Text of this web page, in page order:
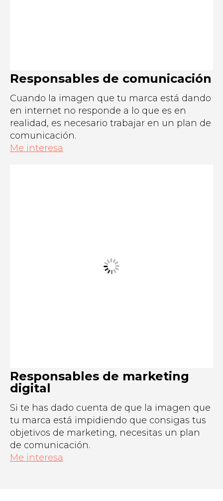
Responsables de comunicación
Cuando la imagen que tu marca está dando
en internet no responde a lo que es en
realidad, es necesario trabajar en un plan de
comunicación.
Me interesa
Responsables de marketing
digital
Si te has dado cuenta de que la imagen que
tu marca está impidiendo que consigas tus
objetivos de marketing, necesitas un plan
de comunicación.
Me interesa